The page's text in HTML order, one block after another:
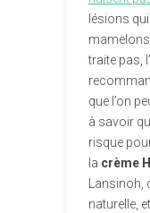
lésions
traite pas,
que l’on
à savoir
risque
la crème
Lansinoh,
naturelle,